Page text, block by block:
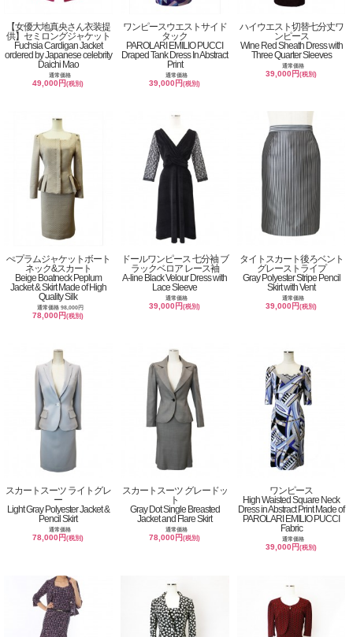
【女優大地真央さん衣装提
供】セミロングジャケット
Fuchsia Cardigan Jacket
ordered by Japanese celebrity
Daichi Mao
通常価格
49,000円(税別)
ワンピースウエストサイド
タック
PAROLARI EMILIO PUCCI
Draped Tank Dress In Abstract
Print
通常価格
39,000円(税別)
ハイウエスト切替七分丈ワ
ンピース
Wine Red Sheath Dress with
Three Quarter Sleeves
通常価格
39,000円(税別)
ぺプラムジャケットボート
ネック&スカート
Beige Boatneck Peplum
Jacket & Skirt Made of High
Quality Silk
通常価格 98,000円
78,000円(税別)
ドールワンピース 七分袖 ブ
ラックベロア レース袖
A-line Black Velour Dress with
Lace Sleeve
通常価格
39,000円(税別)
タイトスカート後ろベント
グレーストライプ
Gray Polyester Stripe Pencil
Skirt with Vent
通常価格
39,000円(税別)
スカートスーツ ライトグレ
ー
Light Gray Polyester Jacket &
Pencil Skirt
通常価格
78,000円(税別)
スカートスーツ グレードッ
ト
Gray Dot Single Breasted
Jacket and Flare Skirt
通常価格
78,000円(税別)
ワンピース
High Waisted Square Neck
Dress in Abstract Print Made of
PAROLARI EMILIO PUCCI
Fabric
通常価格
39,000円(税別)